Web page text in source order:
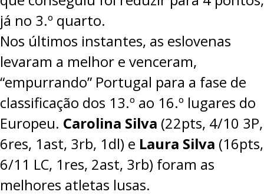
já no 3.º quarto.
Nos últimos instantes, as eslovenas
levaram a melhor e venceram,
“empurrando” Portugal para a fase de
classificação dos 13.º ao 16.º lugares do
Europeu. Carolina Silva (22pts, 4/10 3P,
6res, 1ast, 3rb, 1dl) e Laura Silva (16pts,
6/11 LC, 1res, 2ast, 3rb) foram as
melhores atletas lusas.